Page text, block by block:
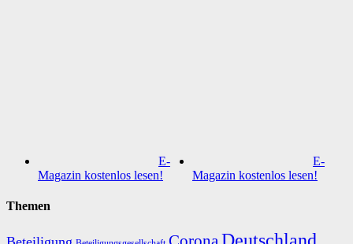
E-
Magazin kostenlos lesen!
E-
Magazin kostenlos lesen!
Themen